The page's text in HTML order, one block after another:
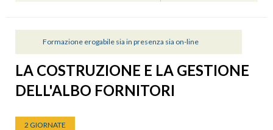
Formazione erogabile sia in presenza sia on-line
LA COSTRUZIONE E LA GESTIONE
DELL'ALBO FORNITORI
2 GIORNATE